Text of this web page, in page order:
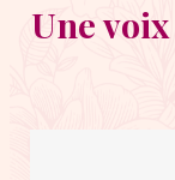
Actus
Une